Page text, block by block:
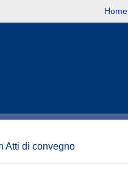
Home
Atti di convegno